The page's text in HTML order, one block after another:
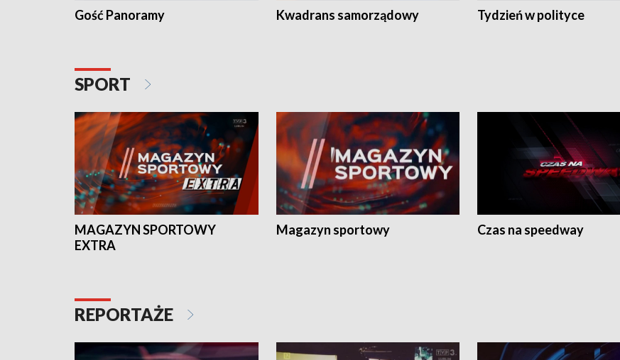
Gość Panoramy Kwadrans samorządowy Tydzień w polityce
SPORT
MAGAZYN SPORTOWY
EXTRA
Magazyn sportowy Czas na speedway
REPORTAŻE